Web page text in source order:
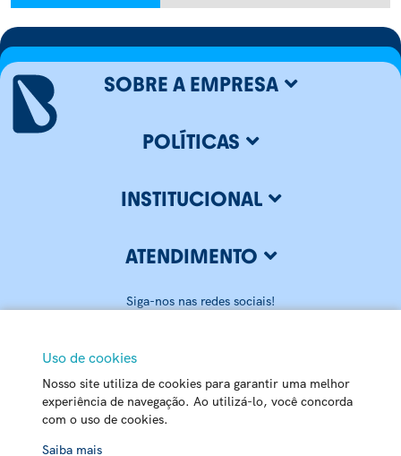
SOBRE A EMPRESA
POLÍTICAS
INSTITUCIONAL
ATENDIMENTO
Siga-nos nas redes sociais!
BLUMENAU ILUMINAÇÃO LTDA
CNPJ: 79.416.459/0001-20
Uso de cookies
Nosso site utiliza de cookies para garantir uma melhor
experiência de navegação. Ao utilizá-lo, você concorda
com o uso de cookies.
Saiba mais
Chat